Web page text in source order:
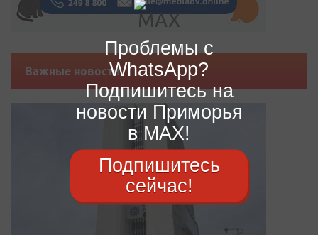
Важные новости
Проблемы с
WhatsApp?
Подпишитесь на
новости Приморья
в MAX!
Подпишитесь
сейчас!